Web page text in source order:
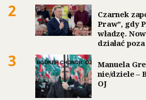
2
Czarnek
Praw”, gdy
władzę.
działać
3
Manuela
nie/dziele –
OJ